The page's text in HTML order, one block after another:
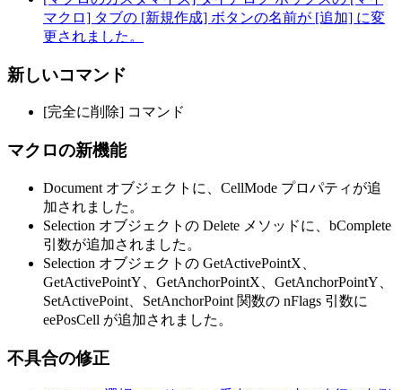
マクロ] タブの [新規作成] ボタンの名前が [追加] に変
更されました。
新しいコマンド
[完全に削除] コマンド
マクロの新機能
Document オブジェクトに、CellMode プロパティが追
加されました。
Selection オブジェクトの Delete メソッドに、bComplete
引数が追加されました。
Selection オブジェクトの GetActivePointX、
GetActivePointY、GetAnchorPointX、GetAnchorPointY、
SetActivePoint、SetAnchorPoint 関数の nFlags 引数に
eePosCell が追加されました。
不具合の修正